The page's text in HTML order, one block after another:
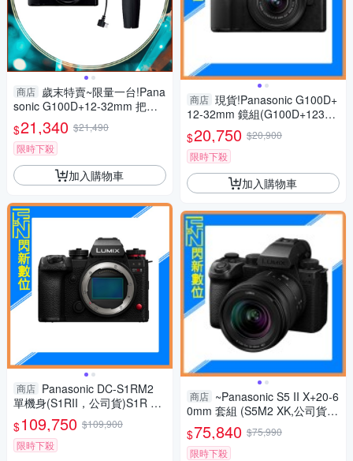
商店 歲末特賣~限量一台!Pana
sonic G100D+12-32mm 把手
組(G100D+1232+SHGR2，公
司貨)
$21,340 $21,490
限時下殺
加入購物車
商店 Panasonic DC-S1RM2
單機身(S1RII，公司貨)S1R Ma
rk II S1R2
$109,750 $109,900
限時下殺
商店 現貨!Panasonic G100D+
12-32mm 鏡組(G100D+123
2，公司貨)G100
$20,750 $20,900
限時下殺
加入購物車
商店 ~Panasonic S5 II X+20-6
0mm 套組 (S5M2 XK,公司貨)
S5IIXK
$75,840 $75,990
限時下殺